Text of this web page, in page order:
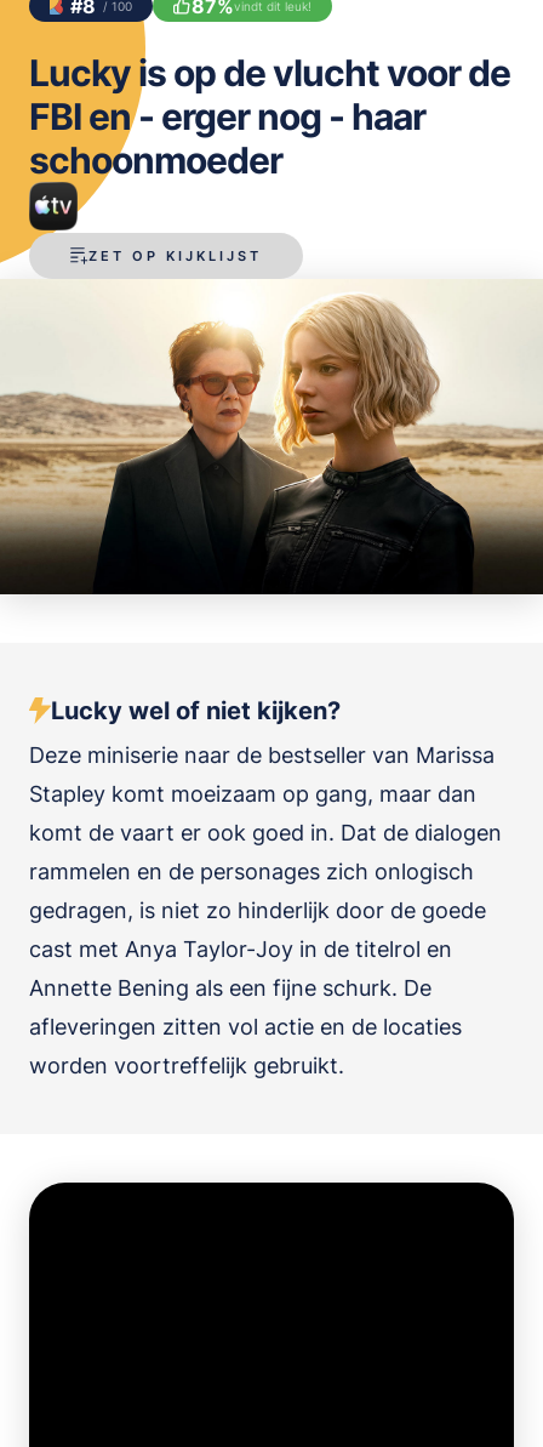
#8 / 100 87%vindt dit leuk!
ZET OP KIJKLIJST
Lucky is op de vlucht voor de
FBI en - erger nog - haar
schoonmoeder
Lucky wel of niet kijken?
Deze miniserie naar de bestseller van Marissa
Stapley komt moeizaam op gang, maar dan
komt de vaart er ook goed in. Dat de dialogen
rammelen en de personages zich onlogisch
gedragen, is niet zo hinderlijk door de goede
cast met Anya Taylor-Joy in de titelrol en
Annette Bening als een fijne schurk. De
afleveringen zitten vol actie en de locaties
worden voortreffelijk gebruikt.